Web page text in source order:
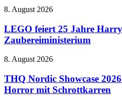
Gaming
naher
Zukunft
dem
LEGO
25
Jahre
Harry
mit
Zaubereiministerium
8. August 2026
LEGO feiert 25 Jahre
Zaubereiministerium
THQ
Showcase
2026:
Expeditionen
8. August 2026
THQ Nordic Showcase
Horror mit Schrottkarren